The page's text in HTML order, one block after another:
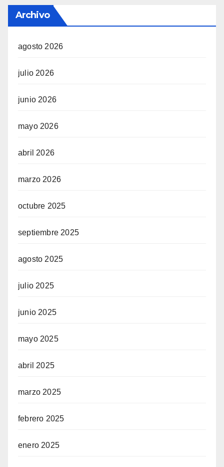
Archivo
agosto 2026
julio 2026
junio 2026
mayo 2026
abril 2026
marzo 2026
octubre 2025
septiembre 2025
agosto 2025
julio 2025
junio 2025
mayo 2025
abril 2025
marzo 2025
febrero 2025
enero 2025